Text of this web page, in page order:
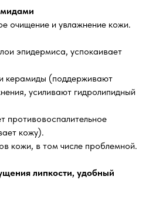
очищение и увлажнение кожи.
эпидермиса, успокаивает
керамиды (поддерживают
усиливают гидролипидный
противовоспалительное
кожу).
кожи, в том числе проблемной.
липкости, удобный